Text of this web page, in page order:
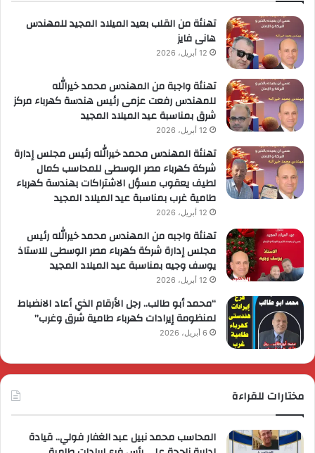
تهنئة من القلب بعيد الميلاد المجيد للمهندس
هانى فايز
12 أبريل، 2026
تهنئة واجبة من المهندس محمد خيرالله
للمهندس رفعت عزمى رئيس هندسة كهرباء مركز
شرق بمناسبة عيد الميلاد المجيد
12 أبريل، 2026
تهنئة المهندس محمد خيرالله رئيس مجلس إدارة
شركة كهرباء مصر الوسطى للمحاسب كمال
لطيف يعقوب مسؤل الاشتراكات بهندسة كهرباء
طامية غرب بمناسبة عيد الميلاد المجيد
12 أبريل، 2026
تهنئة واجبه من المهندس محمد خيرالله رئيس
مجلس إدارة شركة كهرباء مصر الوسطى للاستاذ
يوسف وجيه بمناسبة عيد الميلاد المجيد
12 أبريل، 2026
“محمد أبو طالب.. رجل الأرقام الذي أعاد الانضباط
لمنظومة إيرادات كهرباء طامية شرق وغرب”
6 أبريل، 2026
مختارات للقراءة
المحاسب محمد نبيل عبد الغفار فولي.. قيادة